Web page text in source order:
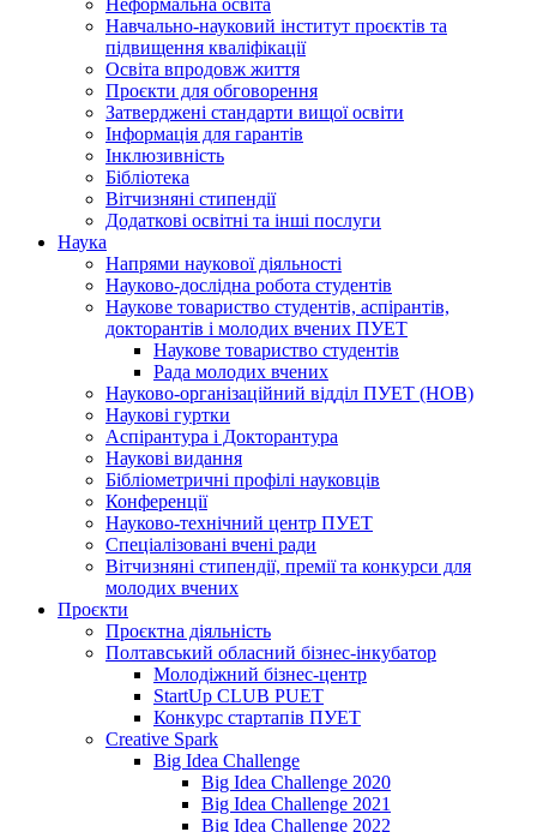
Неформальна освіта
Навчально-науковий інститут проєктів та
підвищення кваліфікації
Освіта впродовж життя
Проєкти для обговорення
Затверджені стандарти вищої освіти
Інформація для гарантів
Інклюзивність
Бібліотека
Вітчизняні стипендії
Додаткові освітні та інші послуги
Наука
Напрями наукової діяльності
Науково-дослідна робота студентів
Наукове товариство студентів, аспірантів,
докторантів і молодих вчених ПУЕТ
Наукове товариство студентів
Рада молодих вчених
Науково-організаційний відділ ПУЕТ (НОВ)
Наукові гуртки
Аспірантура і Докторантура
Наукові видання
Бібліометричні профілі науковців
Конференції
Науково-технічний центр ПУЕТ
Спеціалізовані вчені ради
Вітчизняні стипендії, премії та конкурси для
молодих вчених
Проєкти
Проєктна діяльність
Полтавський обласний бізнес-інкубатор
Молодіжний бізнес-центр
StartUp CLUB PUET
Конкурс стартапів ПУЕТ
Creative Spark
Big Idea Challenge
Big Idea Challenge 2020
Big Idea Challenge 2021
Big Idea Challenge 2022